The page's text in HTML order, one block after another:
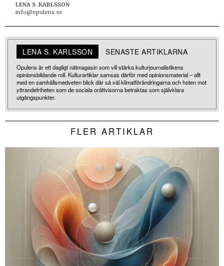
LENA S. KARLSSON
info@opulens.se
LENA S. KARLSSON SENASTE ARTIKLARNA
Opulens är ett dagligt nätmagasin som vill stärka kulturjournalistikens
opinionsbildande roll. Kulturartiklar samsas därför med opinionsmaterial – allt
med en samhällsmedveten blick där så väl klimatförändringarna och hoten mot
yttrandefriheten som de sociala orättvisorna betraktas som självklara
utgångspunkter.
FLER ARTIKLAR